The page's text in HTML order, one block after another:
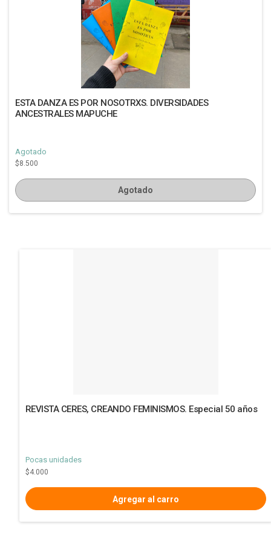
ESTA DANZA ES POR NOSOTRXS. DIVERSIDADES
ANCESTRALES MAPUCHE
Agotado
$8.500
Agotado
REVISTA CERES, CREANDO FEMINISMOS. Especial 50 años
Pocas unidades
$4.000